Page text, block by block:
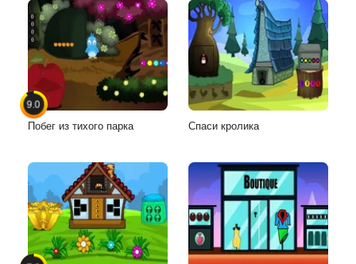
9.0
Побег из тихого парка Спаси кролика